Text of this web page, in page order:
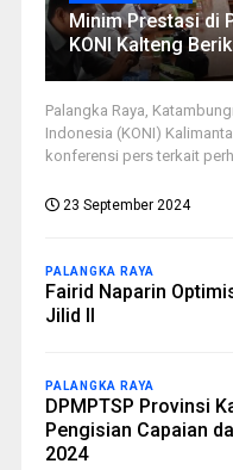
Minim Prestasi di
KONI Kalteng
Palangka Raya,
Indonesia (KONI)
konferensi pers terkait
23 September 2024
PALANGKA RAYA
Fairid Naparin
Jilid II
PALANGKA RAYA
DPMPTSP Provinsi
Pengisian Capaian
2024